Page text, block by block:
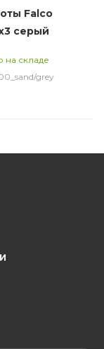
Falco
серый
на складе
grey